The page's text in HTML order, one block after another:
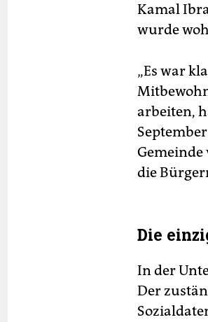
Kamal
wurde
„Es war
arbeiten,
Gemeinde
die
Die
In der
Der